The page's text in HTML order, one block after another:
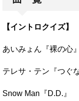
【イントロクイズ】
あいみょん『裸の心』
テレサ・テン『つぐ
Snow Man『D.D.』